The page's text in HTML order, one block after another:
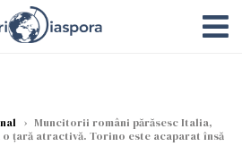
› Muncitorii români părăsesc Italia,
țară atractivă. Torino este acaparat însă